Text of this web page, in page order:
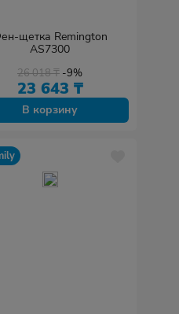
щетка Remington
AS7300
26 018₸ -9%
23 643 ₸
В корзину